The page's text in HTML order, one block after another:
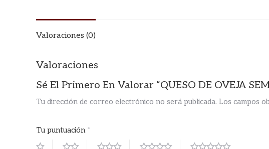
Valoraciones (0)
Valoraciones
Sé El Primero En Valorar “QUESO DE OVEJA
Tu dirección de correo electrónico no será publicada. Los campos
Tu puntuación *